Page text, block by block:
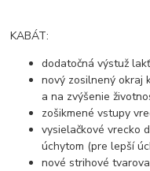
KABÁT:
dodatočná výstuž
nový zosilnený okraj
a na zvýšenie
zošikmené vstupy
vysielačkové vrecko
úchytom (pre lepší
nové strihové